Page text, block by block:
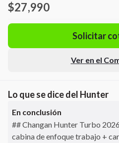
$27,990
Solicitar
Ver en el
Lo que se dice del Hunter
En conclusión
## Changan Hunter Turbo
cabina de enfoque trabajo +